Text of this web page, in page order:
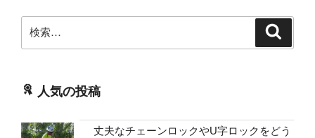
索:
人気の投稿
丈夫なチェーンロックやU字ロックをどう